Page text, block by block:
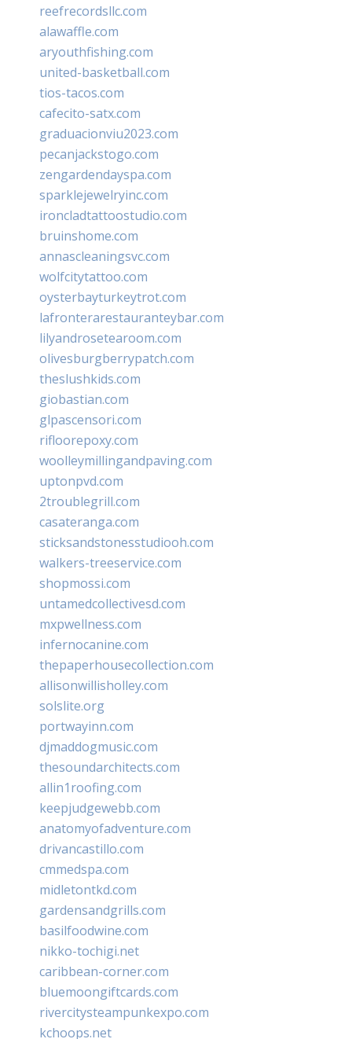
reefrecordsllc.com
alawaffle.com
aryouthfishing.com
united-basketball.com
tios-tacos.com
cafecito-satx.com
graduacionviu2023.com
pecanjackstogo.com
zengardendayspa.com
sparklejewelryinc.com
ironcladtattoostudio.com
bruinshome.com
annascleaningsvc.com
wolfcitytattoo.com
oysterbayturkeytrot.com
lafronterarestauranteybar.com
lilyandrosetearoom.com
olivesburgberrypatch.com
theslushkids.com
giobastian.com
glpascensori.com
rifloorepoxy.com
woolleymillingandpaving.com
uptonpvd.com
2troublegrill.com
casateranga.com
sticksandstonesstudiooh.com
walkers-treeservice.com
shopmossi.com
untamedcollectivesd.com
mxpwellness.com
infernocanine.com
thepaperhousecollection.com
allisonwillisholley.com
solslite.org
portwayinn.com
djmaddogmusic.com
thesoundarchitects.com
allin1roofing.com
keepjudgewebb.com
anatomyofadventure.com
drivancastillo.com
cmmedspa.com
midletontkd.com
gardensandgrills.com
basilfoodwine.com
nikko-tochigi.net
caribbean-corner.com
bluemoongiftcards.com
rivercitysteampunkexpo.com
kchoops.net